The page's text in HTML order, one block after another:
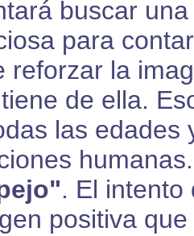
buscar una
para
reforzar la
de ella.
las edades
. El intento
positiva que